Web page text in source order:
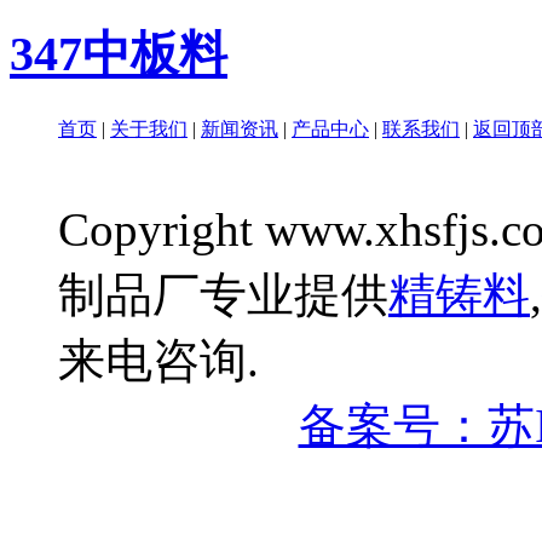
347中板料
首页 | 关于我们 | 新闻资讯 | 产品中心 | 联系我们 | 返回顶
Copyright
制品厂专业提供精铸料,
来电咨询.
备案号：苏